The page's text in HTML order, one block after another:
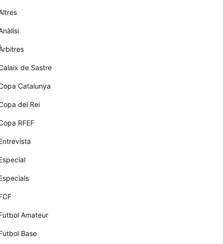
de Sastre
Catalunya
del Rei
RFEF
Amateur
Base